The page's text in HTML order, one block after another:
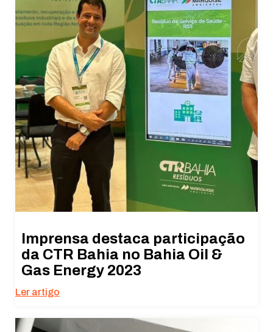
Imprensa destaca participação
da CTR Bahia no Bahia Oil &
Gas Energy 2023
Ler artigo